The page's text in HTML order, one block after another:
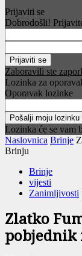
Prijaviti se
Dobrodošli!
Zaboravili ste
Lozinka za
Oporavak lozinke
Lozinka će se vam
Naslovnica Brinje
Brinju
Brinje
vijesti
Zanimljivosti
Zlatko
pobjednik